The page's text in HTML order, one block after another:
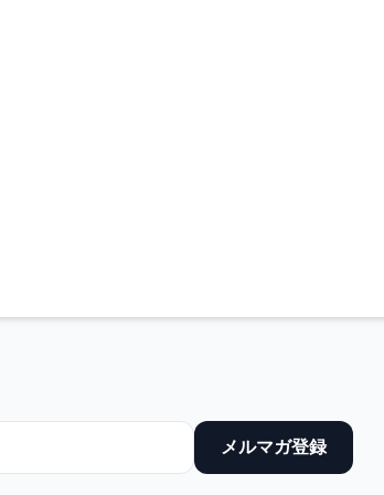
メルマガ登録